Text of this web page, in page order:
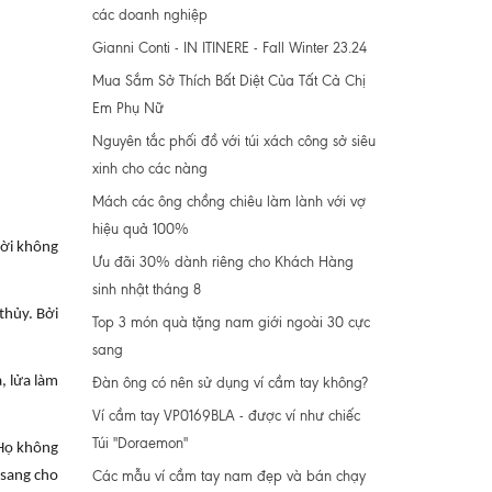
không
Bởi
lửa làm
không
cho
các doanh nghiệp
Gianni Conti - IN ITINERE - Fall Winter 23.24
Mua Sắm Sở Thích Bất Diệt Của Tất Cả Chị
Em Phụ Nữ
Nguyên tắc phối đồ với túi xách công sở siêu
xinh cho các nàng
Mách các ông chồng chiêu làm lành với vợ
hiệu quả 100%
Ưu đãi 30% dành riêng cho Khách Hàng
sinh nhật tháng 8
Top 3 món quà tặng nam giới ngoài 30 cực
sang
Đàn ông có nên sử dụng ví cầm tay không?
Ví cầm tay VP0169BLA - được ví như chiếc
Túi "Doraemon"
Các mẫu ví cầm tay nam đẹp và bán chạy